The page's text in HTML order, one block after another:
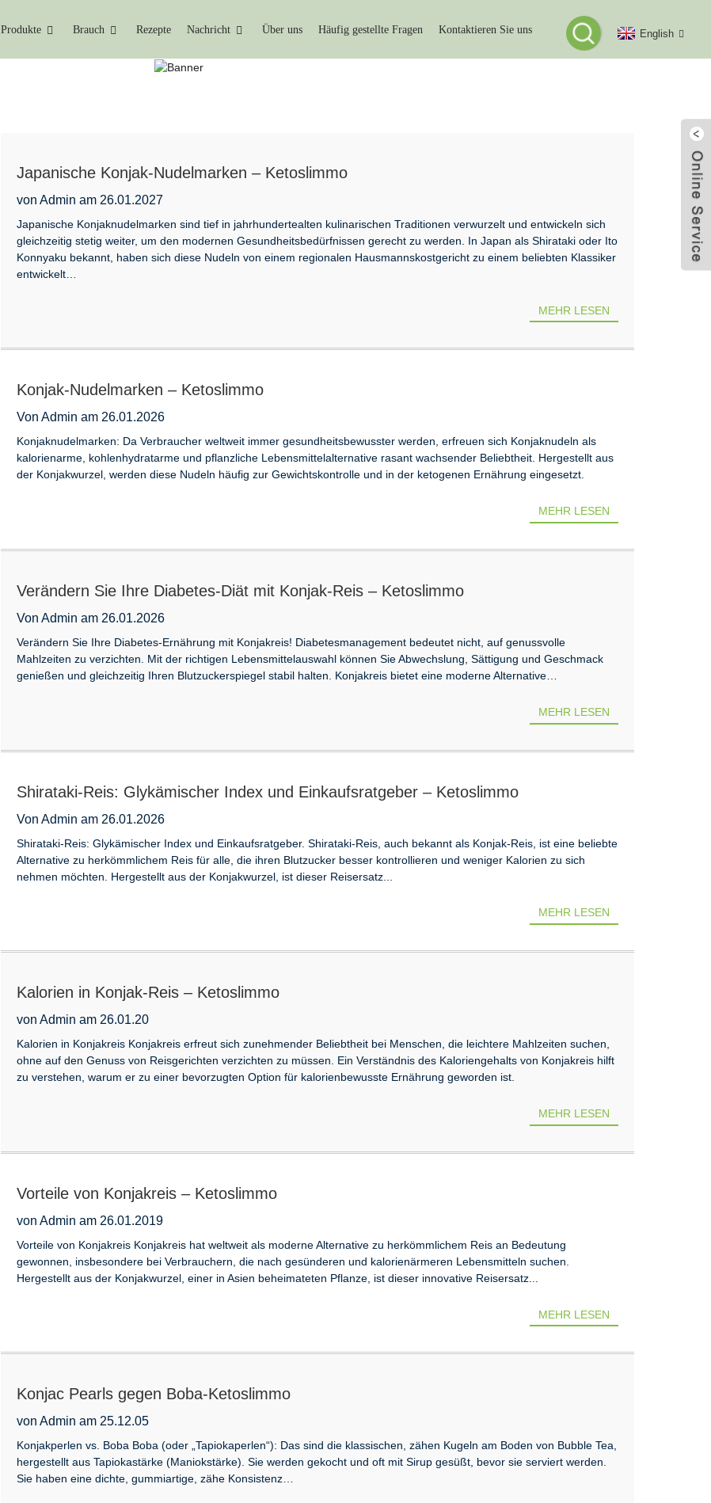
Produkte Brauch Rezepte Nachricht Über uns Häufig gestellte Fragen Kontaktieren Sie uns English
Japanische Konjak-Nudelmarken – Ketoslimmo
von Admin am 26.01.2027
Japanische Konjaknudelmarken sind tief in jahrhundertealten kulinarischen Traditionen verwurzelt und entwickeln sich
gleichzeitig stetig weiter, um den modernen Gesundheitsbedürfnissen gerecht zu werden. In Japan als Shirataki oder Ito
Konnyaku bekannt, haben sich diese Nudeln von einem regionalen Hausmannskostgericht zu einem beliebten Klassiker
entwickelt…
MEHR LESEN
Konjak-Nudelmarken – Ketoslimmo
Von Admin am 26.01.2026
Konjaknudelmarken: Da Verbraucher weltweit immer gesundheitsbewusster werden, erfreuen sich Konjaknudeln als
kalorienarme, kohlenhydratarme und pflanzliche Lebensmittelalternative rasant wachsender Beliebtheit. Hergestellt aus
der Konjakwurzel, werden diese Nudeln häufig zur Gewichtskontrolle und in der ketogenen Ernährung eingesetzt.
MEHR LESEN
Verändern Sie Ihre Diabetes-Diät mit Konjak-Reis – Ketoslimmo
Von Admin am 26.01.2026
Verändern Sie Ihre Diabetes-Ernährung mit Konjakreis! Diabetesmanagement bedeutet nicht, auf genussvolle
Mahlzeiten zu verzichten. Mit der richtigen Lebensmittelauswahl können Sie Abwechslung, Sättigung und Geschmack
genießen und gleichzeitig Ihren Blutzuckerspiegel stabil halten. Konjakreis bietet eine moderne Alternative…
MEHR LESEN
Shirataki-Reis: Glykämischer Index und Einkaufsratgeber – Ketoslimmo
Von Admin am 26.01.2026
Shirataki-Reis: Glykämischer Index und Einkaufsratgeber. Shirataki-Reis, auch bekannt als Konjak-Reis, ist eine beliebte
Alternative zu herkömmlichem Reis für alle, die ihren Blutzucker besser kontrollieren und weniger Kalorien zu sich
nehmen möchten. Hergestellt aus der Konjakwurzel, ist dieser Reisersatz...
MEHR LESEN
Kalorien in Konjak-Reis – Ketoslimmo
von Admin am 26.01.20
Kalorien in Konjakreis Konjakreis erfreut sich zunehmender Beliebtheit bei Menschen, die leichtere Mahlzeiten suchen,
ohne auf den Genuss von Reisgerichten verzichten zu müssen. Ein Verständnis des Kaloriengehalts von Konjakreis hilft
zu verstehen, warum er zu einer bevorzugten Option für kalorienbewusste Ernährung geworden ist.
MEHR LESEN
Vorteile von Konjakreis – Ketoslimmo
von Admin am 26.01.2019
Vorteile von Konjakreis Konjakreis hat weltweit als moderne Alternative zu herkömmlichem Reis an Bedeutung
gewonnen, insbesondere bei Verbrauchern, die nach gesünderen und kalorienärmeren Lebensmitteln suchen.
Hergestellt aus der Konjakwurzel, einer in Asien beheimateten Pflanze, ist dieser innovative Reisersatz...
MEHR LESEN
Konjac Pearls gegen Boba-Ketoslimmo
von Admin am 25.12.05
Konjakperlen vs. Boba Boba (oder „Tapiokaperlen“): Das sind die klassischen, zähen Kugeln am Boden von Bubble Tea,
hergestellt aus Tapiokastärke (Maniokstärke). Sie werden gekocht und oft mit Sirup gesüßt, bevor sie serviert werden.
Sie haben eine dichte, gummiartige, zähe Konsistenz…